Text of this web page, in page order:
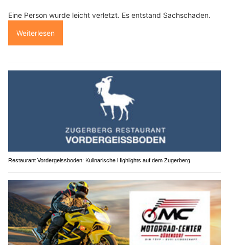
Eine Person wurde leicht verletzt. Es entstand Sachschaden.
Weiterlesen
Restaurant Vordergeissboden: Kulinarische Highlights auf dem Zugerberg